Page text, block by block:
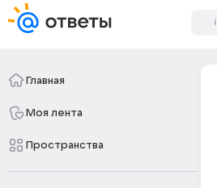
Главная
Моя лента
Пространства